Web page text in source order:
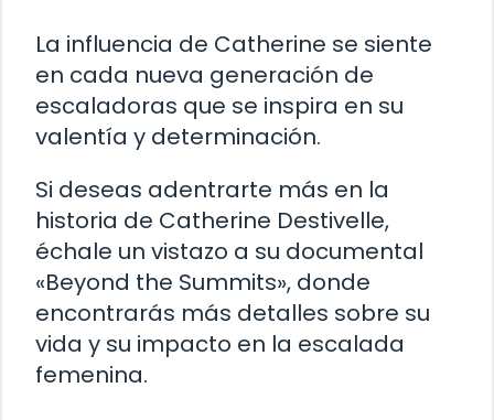
La influencia de Catherine se siente
en cada nueva generación de
escaladoras que se inspira en su
valentía y determinación.
Si deseas adentrarte más en la
historia de Catherine Destivelle,
échale un vistazo a su documental
«Beyond the Summits», donde
encontrarás más detalles sobre su
vida y su impacto en la escalada
femenina.